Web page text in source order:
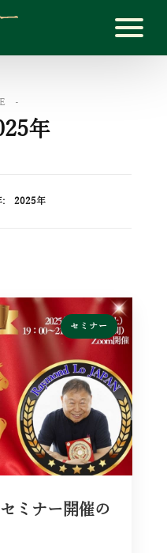
-
年
:2025年
セミナー
ミナー開催の